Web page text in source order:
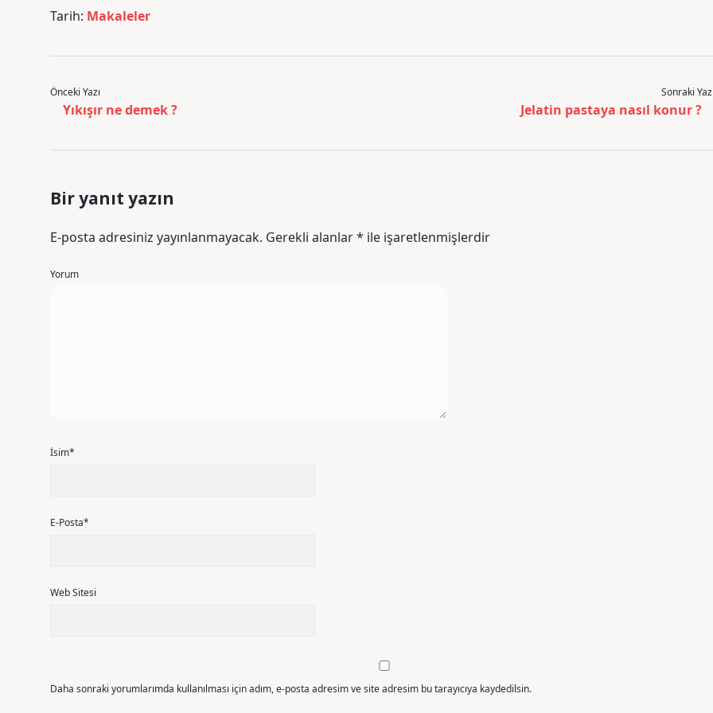
Tarih: Makaleler
Önceki Yazı
Yıkışır ne demek ?
Sonraki
Jelatin pastaya nasıl konur ?
Bir yanıt yazın
E-posta adresiniz yayınlanmayacak. Gerekli alanlar* ile işaretlenmişlerdir
Yorum
İsim*
E-Posta*
Web Sitesi
Daha sonraki yorumlarımda kullanılması için adım, e-posta adresim ve site adresim bu tarayıcıya kaydedilsin.